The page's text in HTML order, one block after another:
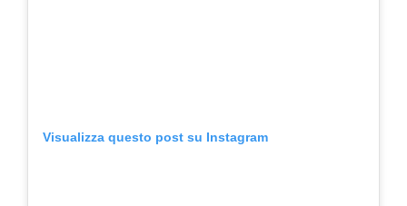
Visualizza questo post su Instagram